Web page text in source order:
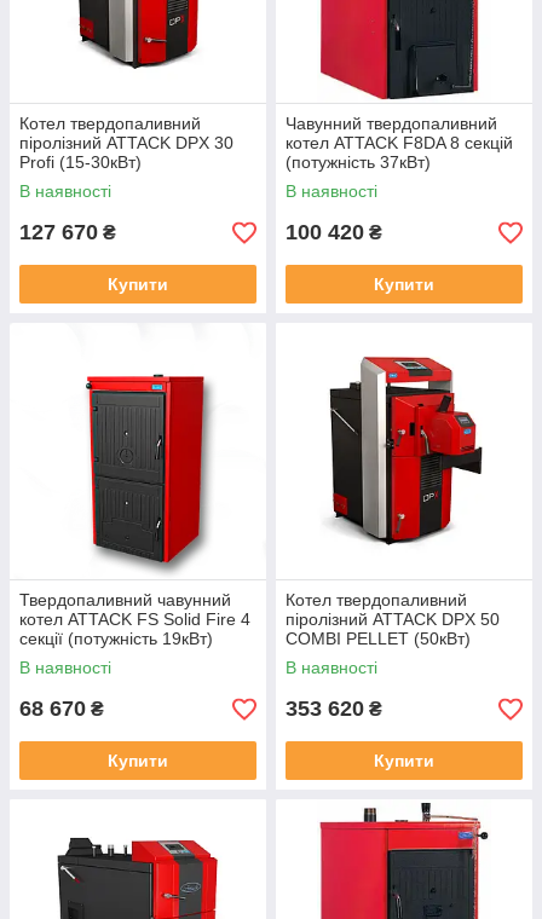
Котел твердопаливний
піролізний ATTACK DPX 30
Profi (15-30кВт)
В наявності
127 670 ₴
Купити
Чавунний твердопаливний
котел ATTACK F8DA 8 секцій
(потужність 37кВт)
В наявності
100 420 ₴
Купити
Твердопаливний чавунний
котел ATTACK FS Solid Fire 4
секції (потужність 19кВт)
В наявності
68 670 ₴
Купити
Котел твердопаливний
піролізний ATTACK DPX 50
COMBI PELLET (50кВт)
В наявності
353 620 ₴
Купити